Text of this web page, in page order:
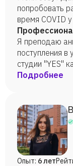
попробовать
время COVID
я нашел много
Я преподаю
поступления в
студии "YES"
Подробнее
Опыт: 6 лет